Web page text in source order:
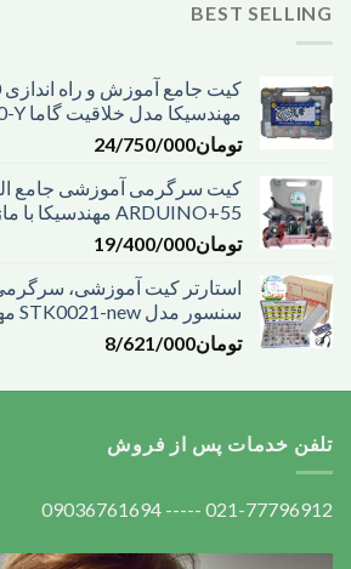
BEST SELLING
مهندسیکا مدل خلاقیت گاما ARDUINO+70-Y
تومان24/750/000
کیت سرگرمی آموزشی جامع
ARDUINO+55 مهندسیکا با ماژول آردوینو
تومان19/400/000
سنسور مدل STK0021-new مهندسیکا
تومان8/621/000
تلفن خدمات پس از فروش
021-77796912 ----- 09036761694